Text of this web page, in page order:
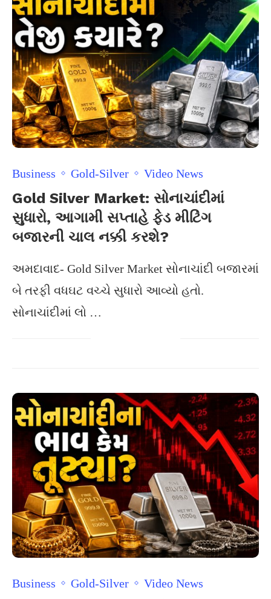
Business Gold-Silver Video News
Gold Silver Market: સોનાચાંદીમાં
સુધારો, આગામી સપ્તાહે ફેડ મીટિંગ
બજારની ચાલ નક્કી કરશે?
અમદાવાદ- Gold Silver Market સોનાચાંદી બજારમાં
બે તરફી વધઘટ વચ્ચે સુધારો આવ્યો હતો.
સોનાચાંદીમાં લો …
Business Gold-Silver Video News